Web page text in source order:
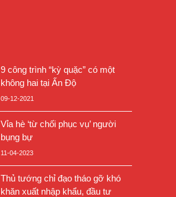
9 công trình “kỳ quặc” có một
không hai tại Ấn Độ
09-12-2021
Vỉa hè ‘từ chối phục vụ’ người
bụng bự
11-04-2023
Thủ tướng chỉ đạo tháo gỡ khó
khăn xuất nhập khẩu, đầu tư